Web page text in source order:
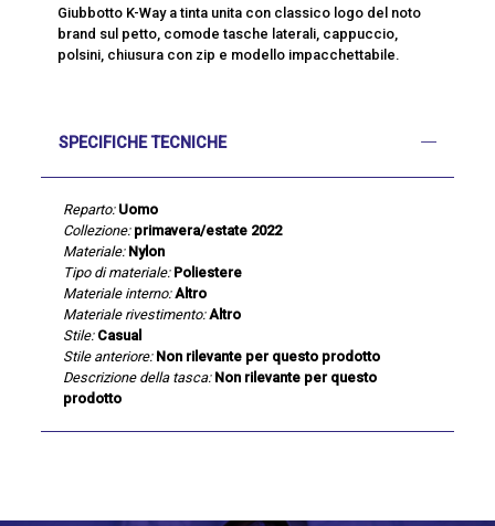
Giubbotto K-Way a tinta unita con classico logo del noto
brand sul petto, comode tasche laterali, cappuccio,
polsini, chiusura con zip e modello impacchettabile.
SPECIFICHE TECNICHE
Reparto: Uomo
Collezione: primavera/estate 2022
Materiale: Nylon
Tipo di materiale: Poliestere
Materiale interno: Altro
Materiale rivestimento: Altro
Stile: Casual
Stile anteriore: Non rilevante per questo prodotto
Descrizione della tasca: Non rilevante per questo
prodotto